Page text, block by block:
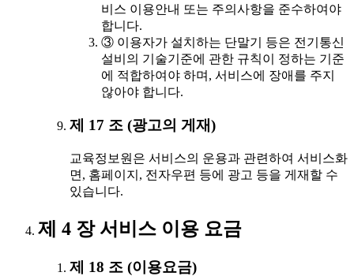
비스 이용안내 또는 주의사항을 준수하여야
합니다.
③ 이용자가 설치하는 단말기 등은 전기통신
설비의 기술기준에 관한 규칙이 정하는 기준
에 적합하여야 하며, 서비스에 장애를 주지
않아야 합니다.
제 17 조 (광고의 게재)
교육정보원은 서비스의 운용과 관련하여 서비스화
면, 홈페이지, 전자우편 등에 광고 등을 게재할 수
있습니다.
제 4 장 서비스 이용 요금
제 18 조 (이용요금)